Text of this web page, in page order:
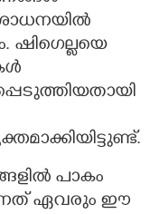
ഷിഗെല്ലയെ
പാകം
ഏവരും ഈ